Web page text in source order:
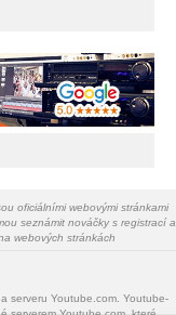
oficiálními webovými stránkami
seznámit nováčky s registrací a
webových stránkách
serveru Youtube.com. Youtube-